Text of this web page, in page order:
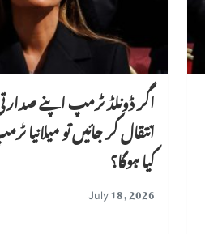
اگر ڈونلڈ ٹرمپ اپنے
انتقال کر جائیں تو
کیا ہوگا؟
July 18, 2026